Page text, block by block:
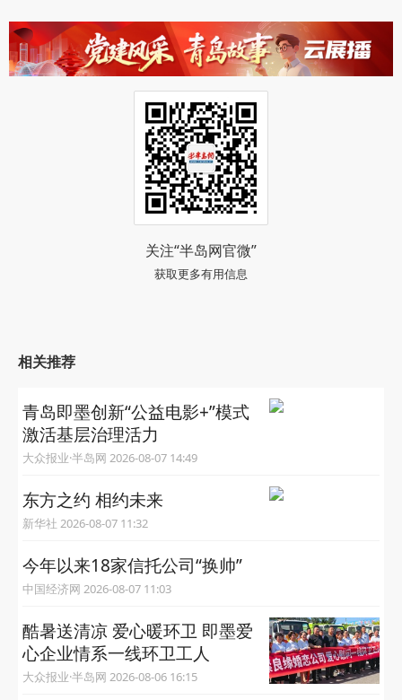
关注“半岛网官微”
获取更多有用信息
相关推荐
青岛即墨创新“公益电影+”模式
激活基层治理活力
大众报业·半岛网 2026-08-07 14:49
东方之约 相约未来
新华社 2026-08-07 11:32
今年以来18家信托公司“换帅”
中国经济网 2026-08-07 11:03
酷暑送清凉 爱心暖环卫 即墨爱
心企业情系一线环卫工人
大众报业·半岛网 2026-08-06 16:15